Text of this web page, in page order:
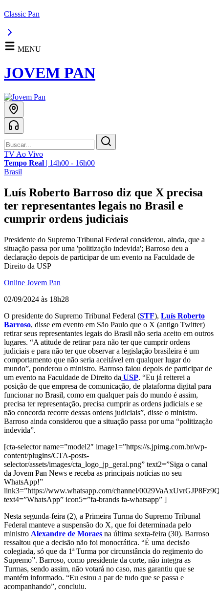
Classic Pan
MENU
JOVEM PAN
TV Ao Vivo
Tempo Real | 14h00 - 16h00
Brasil
Luís Roberto Barroso diz que X precisa
ter representantes legais no Brasil e
cumprir ordens judiciais
Presidente do Supremo Tribunal Federal considerou, ainda, que a
situação passa por uma 'politização indevida'; Barroso deu a
declaração depois de participar de um evento na Faculdade de
Direito da USP
Online Jovem Pan
02/09/2024 às 18h28
O presidente do Supremo Tribunal Federal (STF), Luís Roberto
Barroso, disse em evento em São Paulo que o X (antigo Twitter)
retirar seus representantes legais do Brasil não seria aceito em outros
lugares. “A atitude de retirar para não ter que cumprir ordens
judiciais e para não ter que observar a legislação brasileira é um
comportamento que não seria aceitável em qualquer lugar do
mundo”, ponderou o ministro. Barroso falou depois de participar de
um evento na Faculdade de Direito da USP. “Eu já reiterei a
posição de que empresa de comunicação, de plataforma digital para
funcionar no Brasil, como em qualquer país do mundo é assim,
precisa ter representação, precisa cumprir as ordens judiciais e se
não concorda recorre dessas ordens judiciais”, disse o ministro.
Barroso ainda considerou que a situação passa por uma “politização
indevida”.
[cta-selector name=”model2″ image1=”https://s.jpimg.com.br/wp-
content/plugins/CTA-posts-
selector/assets/images/cta_logo_jp_geral.png” text2=”Siga o canal
da Jovem Pan News e receba as principais notícias no seu
WhatsApp!”
link3=”https://www.whatsapp.com/channel/
text4=”WhatsApp” icon5=”fa-brands fa-whatsapp” ]
Nesta segunda-feira (2), a Primeira Turma do Supremo Tribunal
Federal manteve a suspensão do X, que foi determinada pelo
ministro Alexandre de Moraes na última sexta-feira (30). Barroso
ressaltou que a decisão não foi monocrática. “É uma decisão
colegiada, só que da 1ª Turma por circunstância do regimento do
Supremo”. Barroso, como presidente da corte, não integra as
Turmas, sendo assim, não votará no caso, mas garantiu que se
mantém informado. “Eu estou a par de tudo que se passa e
acompanhando”, concluiu.